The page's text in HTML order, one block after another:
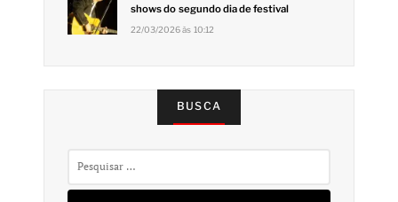
shows do segundo dia de festival
22/03/2026 às 10:12
BUSCA